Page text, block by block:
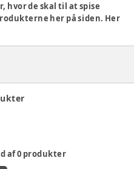
hvor de skal til at spise
her på siden. Her
og varianter af babymad.
af0 produkter